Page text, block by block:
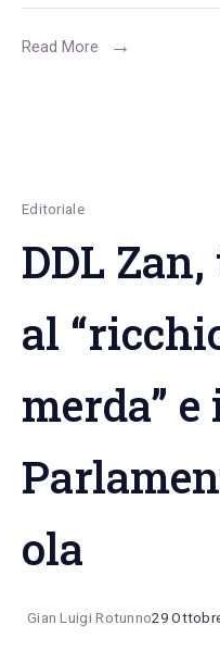
Read More
Editoriale
DDL
al
merda” e
ola
Gian Luigi Rotunno29